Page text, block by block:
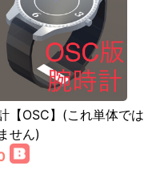
【OSC】(これ単体では
せん)